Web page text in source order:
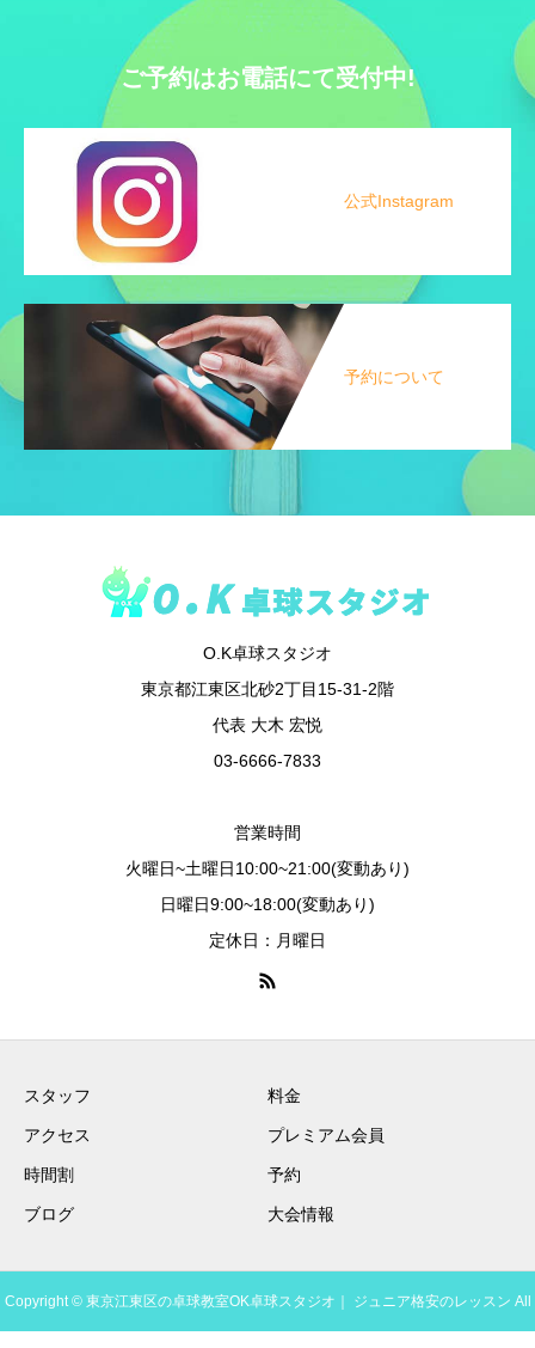
ご予約はお電話にて受付中!
公式Instagram
予約について
O.K卓球スタジオ
東京都江東区北砂2丁目15-31-2階
代表 大木 宏悦
03-6666-7833
営業時間
火曜日~土曜日10:00~21:00(変動あり)
日曜日9:00~18:00(変動あり)
定休日：月曜日
スタッフ 料金
アクセス プレミアム会員
時間割 予約
ブログ 大会情報
Copyright © 東京江東区の卓球教室OK卓球スタジオ｜ ジュニア格安のレッスン All